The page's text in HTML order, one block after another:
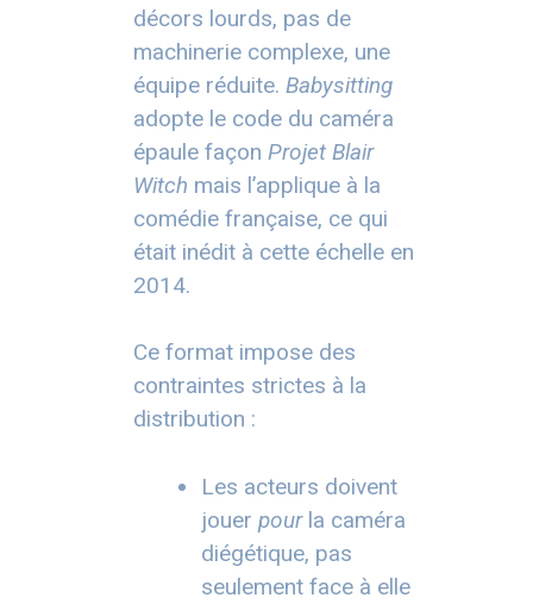
décors lourds, pas de
machinerie complexe, une
équipe réduite. Babysitting
adopte le code du caméra
épaule façon Projet Blair
Witch mais l’applique à la
comédie française, ce qui
était inédit à cette échelle en
2014.
Ce format impose des
contraintes strictes à la
distribution :
Les acteurs doivent
jouer pourla caméra
diégétique, pas
seulement face à elle